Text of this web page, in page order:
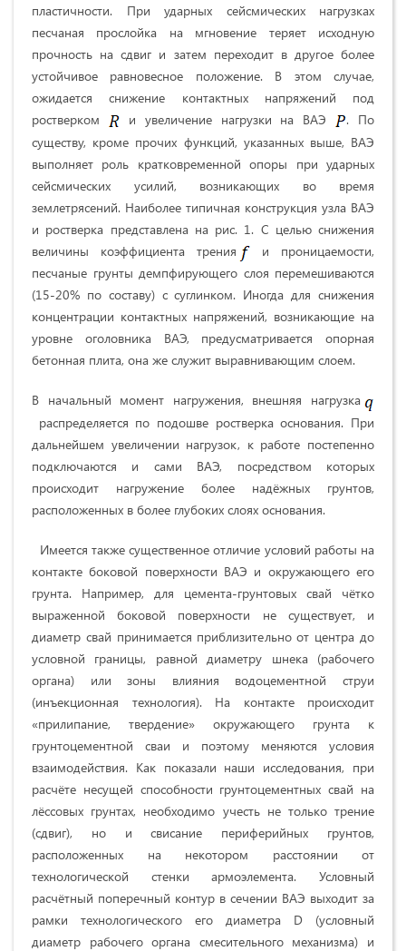
пластичности. При ударных сейсмических нагрузках
песчаная прослойка на мгновение теряет исходную
прочность на сдвиг и затем переходит в другое более
устойчивое равновесное положение. В этом случае,
ожидается снижение контактных напряжений под
ростверком
и увеличение нагрузки на ВАЭ
. По
существу, кроме прочих функций, указанных выше, ВАЭ
выполняет роль кратковременной опоры при ударных
сейсмических усилий, возникающих во время
землетрясений. Наиболее типичная конструкция узла ВАЭ
и ростверка представлена на рис. 1. С целью снижения
величины коэффициента трения
и проницаемости,
песчаные грунты демпфирующего слоя перемешиваются
(15-20% по составу) с суглинком. Иногда для снижения
концентрации контактных напряжений, возникающие на
уровне оголовника ВАЭ, предусматривается опорная
бетонная плита, она же служит выравнивающим слоем.
В начальный момент нагружения, внешняя нагрузка
распределяется по подошве ростверка основания. При
дальнейшем увеличении нагрузок, к работе постепенно
подключаются и сами ВАЭ, посредством которых
происходит нагружение более надёжных грунтов,
расположенных в более глубоких слоях основания.
Имеется также существенное отличие условий работы на
контакте боковой поверхности ВАЭ и окружающего его
грунта. Например, для цемента-грунтовых свай чётко
выраженной боковой поверхности не существует, и
диаметр свай принимается приблизительно от центра до
условной границы, равной диаметру шнека (рабочего
органа) или зоны влияния водоцементной струи
(инъекционная технология). На контакте происходит
«прилипание, твердение» окружающего грунта к
грунтоцементной сваи и поэтому меняются условия
взаимодействия. Как показали наши исследования, при
расчёте несущей способности грунтоцементных свай на
лёссовых грунтах, необходимо учесть не только трение
(сдвиг), но и свисание периферийных грунтов,
расположенных на некотором расстоянии от
технологической стенки армоэлемента. Условный
расчётный поперечный контур в сечении ВАЭ выходит за
рамки технологического его диаметра D (условный
диаметр рабочего органа смесительного механизма) и